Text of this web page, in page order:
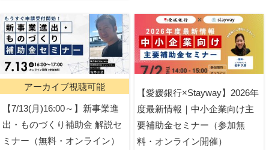
アーカイブ視聴可能
【7/13(月)16:00～】新事業進
出・ものづくり補助金 解説セ
ミナー（無料・オンライン）
【愛媛銀行×Stayway】2026年
度最新情報｜中小企業向け主
要補助金セミナー（参加無
料・オンライン開催）